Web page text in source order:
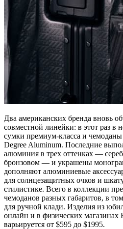
Два американских бренда вновь
совместной линейки: в этот раз
сумки премиум-класса и чемоданы
Degree Aluminum. Последние
алюминия в трех оттенках —
бронзовом — и украшены
дополняют алюминиевые
для солнцезащитных очков и
стилистике. Всего в коллекции
чемоданов разных габаритов, в
для ручной клади. Изделия из
онлайн и в физических магазинах
варьируется от $595 до $1995.